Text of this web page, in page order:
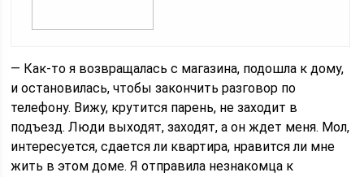
— Как-то я возвращалась с магазина, подошла к дому,
и остановилась, чтобы закончить разговор по
телефону. Вижу, крутится парень, не заходит в
подъезд. Люди выходят, заходят, а он ждет меня. Мол,
интересуется, сдается ли квартира, нравится ли мне
жить в этом доме. Я отправила незнакомца к